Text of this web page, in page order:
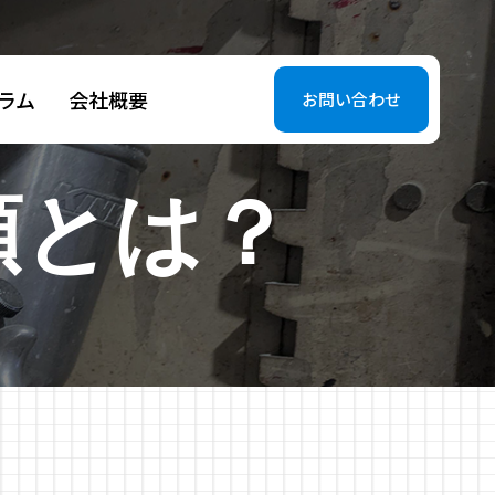
ム 会社概要 お問い合わせ
は？